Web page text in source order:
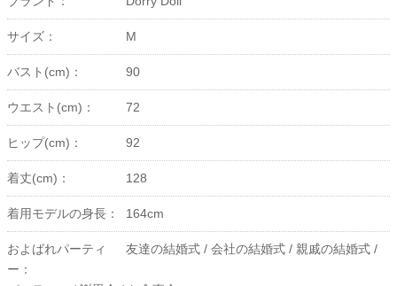
サイズ： M
バスト(cm)： 90
ウエスト(cm)： 72
ヒップ(cm)： 92
着丈(cm)： 128
着用モデルの身長： 164cm
およばれパーティ
ー：
友達の結婚式 / 会社の結婚式 / 親戚の結婚式 /